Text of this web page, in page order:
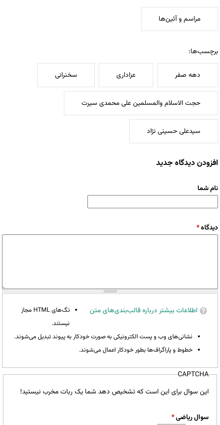
مراسم و آئین‌ها
برچسب‌ها:
دهه صفر عزاداری سخنرانی
حجت الاسلام والمسلمین علی محمدی سیرت
سیدعلی حسینی نژاد
افزودن دیدگاه جدید
نام شما
دیدگاه*
اطلاعات بیشتر درباره قالب‌بندی‌های متن
تگ‌های HTML مجاز
نیستند.
نشانی‌های وب و پست الکترونیکی به صورت خودکار به پیوند تبدیل می‌شوند.
خطوط و پاراگراف‌ها بطور خودکار اعمال می‌شوند.
CAPTCHA
این سوال برای این است که تشخیص دهد شما یک ربات مخرب نیستید!
سوال ریاضی*